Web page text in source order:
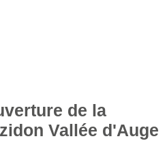
de la
Vallée d'Auge